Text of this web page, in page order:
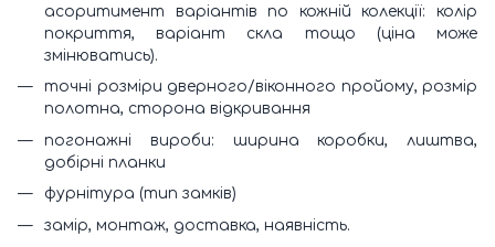
асоритимент варіантів по кожній колекції: колір
покриття, варіант скла тощо (ціна може
змінюватись).
точні розміри дверного/віконного пройому, розмір
полотна, сторона відкривання
погонажні вироби: ширина коробки, лиштва,
добірні планки
фурнітура (тип замків)
замір, монтаж, доставка, наявність.